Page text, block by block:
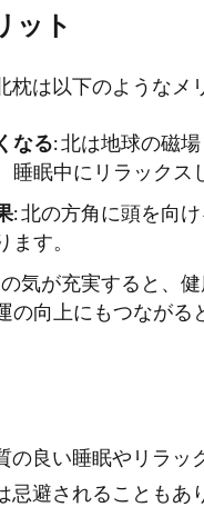
ット
枕は以下のようなメ
なる: 北は地球の磁
睡眠中にリラックス
: 北の方角に頭を向
す。
気が充実すると、
の向上にもつながる
の良い睡眠やリラッ
忌避されることも